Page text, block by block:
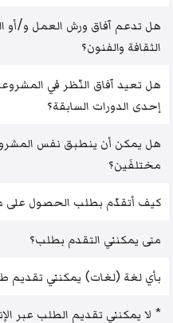
هل تدعم آفاق ورش العمل و/أو
الثقافة والفنون؟
هل تعيد آفاق النّظر في
إحدى الدورات السابقة؟
هل يمكن أن ينطبق نفس
مختلفَين؟
كيف أتقدّم بطلب الحصول على
متى يمكنني التقدم بطلب؟
بأي لغة (لغات) يمكنني تقديم
* لا يمكنني تقديم الطلب عبر